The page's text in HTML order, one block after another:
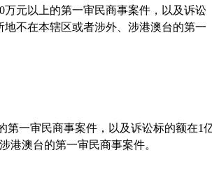
万元以上的第一审民商事案件，以及诉讼
不在本辖区或者涉外、涉港澳台的第一
第一审民商事案件，以及诉讼标的额在1
港澳台的第一审民商事案件。